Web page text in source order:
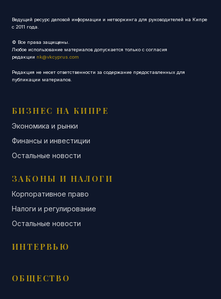
Ведущий ресурс деловой информации и нетворкинга для руководителей на Кипре
с 2011 года.
© Все права защищены.
Любое использование материалов допускается только с согласия
редакции nk@vkcyprus.com
Редакция не несет ответственности за содержание предоставленных для
публикации материалов.
БИЗНЕС НА КИПРЕ
Экономика и рынки
Финансы и инвестиции
Остальные новости
ЗАКОНЫ И НАЛОГИ
Корпоративное право
Налоги и регулирование
Остальные новости
ИНТЕРВЬЮ
ОБЩЕСТВО